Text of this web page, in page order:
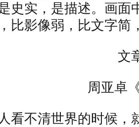
史实，是描述。画面
比影像弱，比文字简
周亚卓
看不清世界的时候，